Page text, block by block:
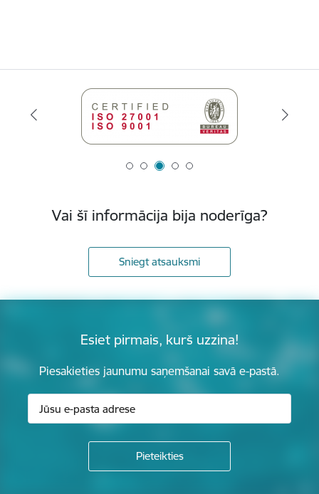
Vai šī informācija bija noderīga?
Sniegt atsauksmi
Esiet pirmais, kurš uzzina!
Piesakieties jaunumu saņemšanai savā e-pastā.